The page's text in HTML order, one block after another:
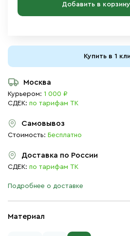
Материал
Добавить в корзину
Купить в 1
Москва
Курьером: 1 000 ₽
СДЕК: по тарифам ТК
Самовывоз
Стоимость: Бесплатно
Доставка по России
СДЕК: по тарифам ТК
Подробнее о доставке